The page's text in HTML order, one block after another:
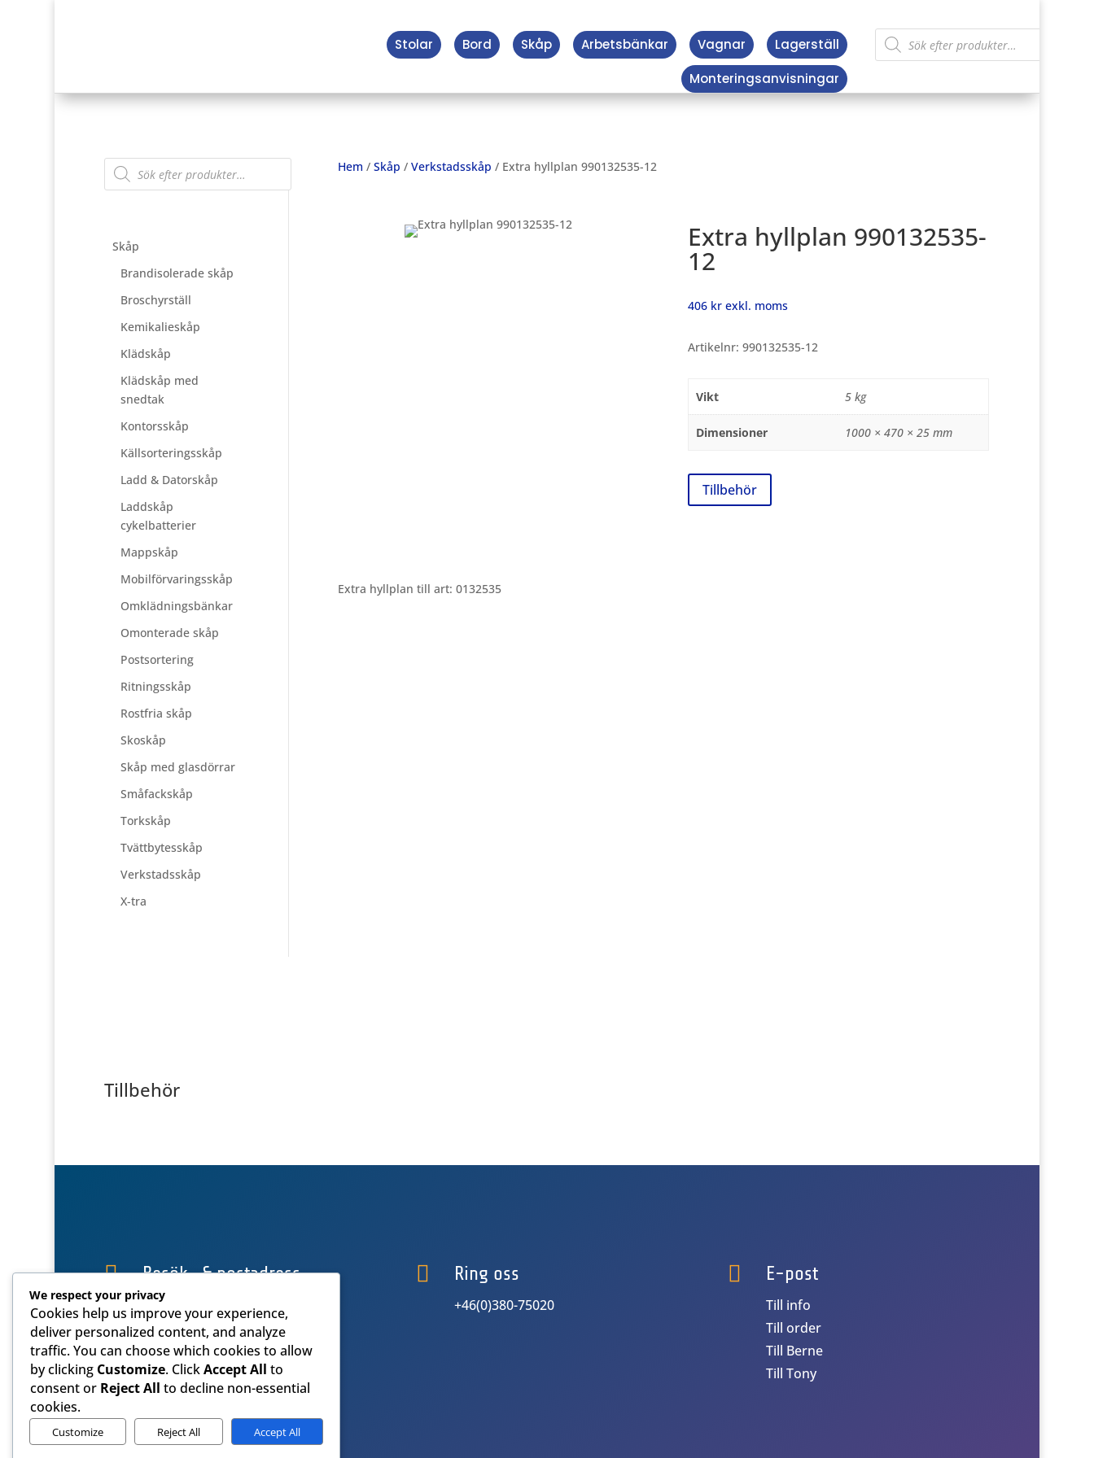
Stolar Bord Skåp Arbetsbänkar Vagnar
Lagerställ
Monteringsanvisningar
Products
search
Products
search
Skåp
Brandisolerade skåp
Broschyrställ
Kemikalieskåp
Klädskåp
Klädskåp med
snedtak
Kontorsskåp
Källsorteringsskåp
Ladd & Datorskåp
Laddskåp
cykelbatterier
Mappskåp
Mobilförvaringsskåp
Omklädningsbänkar
Omonterade skåp
Postsortering
Ritningsskåp
Rostfria skåp
Skoskåp
Skåp med glasdörrar
Småfackskåp
Torkskåp
Tvättbytesskåp
Verkstadsskåp
X-tra
Hem / Skåp / Verkstadsskåp / Extra hyllplan 990132535-12
Extra hyllplan 990132535-
12
406 kr exkl. moms
Artikelnr:990132535-12
Vikt 5 kg
Dimensioner 1000 × 470 × 25 mm
Tillbehör
Extra hyllplan till art: 0132535
Tillbehör
 Besök- & postadress
Österlånggatan 51
571 38 Nässjö
 Ring oss
+46(0)380-75020
 E-post
Till info
Till order
Till Berne
Till Tony
We respect your privacy
Cookies help us improve your experience,
deliver personalized content, and analyze
traffic. You can choose which cookies to allow
by clicking Customize. ClickAccept All to
consent or Reject All to decline non-essential
cookies.
Customize Reject All Accept All